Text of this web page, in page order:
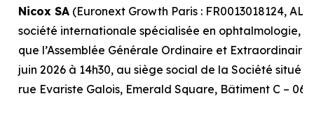
Nicox SA (Euronext Growth Paris : FR0013018124,
société internationale spécialisée en ophtalmologie,
que l’Assemblée Générale Ordinaire et
juin 2026 à 14h30, au siège social de la Société situé
rue Evariste Galois, Emerald Square, Bâtiment C –